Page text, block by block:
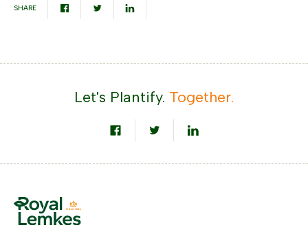
SHARE
Let's Plantify. Together.